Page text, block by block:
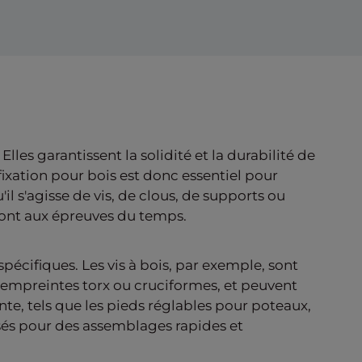
garantissent la solidité et la durabilité de
pour bois est donc essentiel pour
s'agisse de vis, de clous, de supports ou
aux épreuves du temps.
Les vis à bois, par exemple, sont
torx ou cruciformes, et peuvent
tels que les pieds réglables pour poteaux,
pour des assemblages rapides et